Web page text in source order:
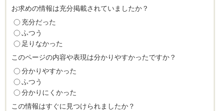
お求めの情報は充分掲載されていましたか？
充分だった
ふつう
足りなかった
このページの内容や表現は分かりやすかったですか？
分かりやすかった
ふつう
分かりにくかった
この情報はすぐに見つけられましたか？